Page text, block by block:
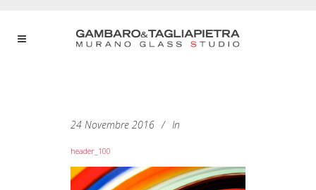
24 Novembre 2016 In
header_100